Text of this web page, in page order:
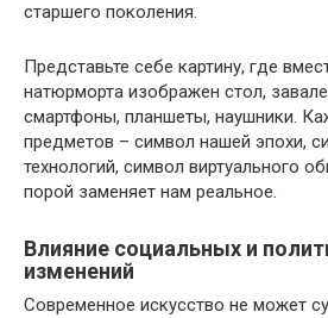
старшего поколения.
Представьте себе картину, где
натюрморта изображен стол,
смартфоны, планшеты, наушники.
предметов – символ нашей эпохи,
технологий, символ виртуального
порой заменяет нам реальное.
Влияние социальных и
изменений
Современное искусство не может